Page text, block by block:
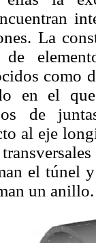
La
como
en el
de
al eje
el túnel
un anillo.